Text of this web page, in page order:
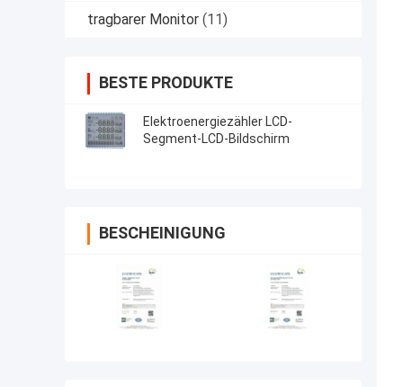
tragbarer Monitor (11)
BESTE PRODUKTE
Elektroenergiezähler LCD-
Segment-LCD-Bildschirm
BESCHEINIGUNG